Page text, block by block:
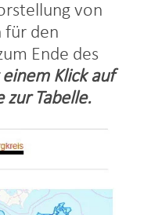
von
für den
Ende des
Klick auf
zur Tabelle.